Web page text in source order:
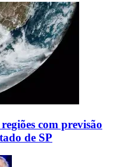
com previsão
de SP